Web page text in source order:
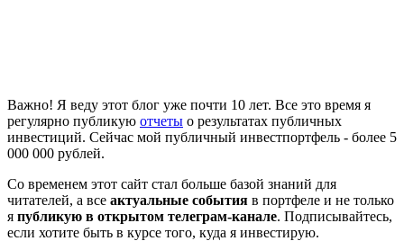
Важно! Я веду этот блог уже почти 10 лет. Все это время я
регулярно публикую отчеты о результатах публичных
инвестиций. Сейчас мой публичный инвестпортфель - более 5
000 000 рублей.
Со временем этот сайт стал больше базой знаний для
читателей, а все актуальные события в портфеле и не только
я публикую в открытом телеграм-канале. Подписывайтесь,
если хотите быть в курсе того, куда я инвестирую.